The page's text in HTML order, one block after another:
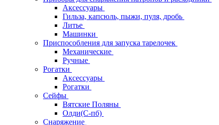
Аксессуары
Гильза, капсюль, пыжи, пуля, дробь
Литье
Машинки
Приспособления для запуска тарелочек
Механические
Ручные
Рогатки
Аксессуары
Рогатки
Сейфы
Вятские Поляны
Олди(С-пб)
Снаряжение